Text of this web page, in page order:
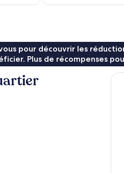
pour découvrir les
Plus de récompenses